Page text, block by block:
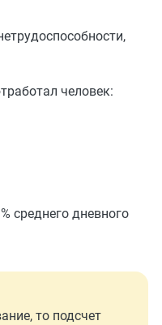
человек:
среднего дневного
то подсчет